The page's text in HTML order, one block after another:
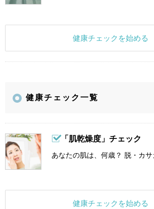
健康チェックを始める
健康チェック一覧
「肌乾燥度」チェック
あなたの肌は、何歳？ 脱・カサ
健康チェックを始める